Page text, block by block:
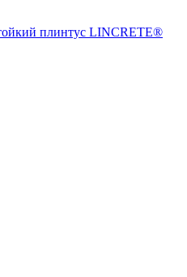
плинтус LINCRETE®